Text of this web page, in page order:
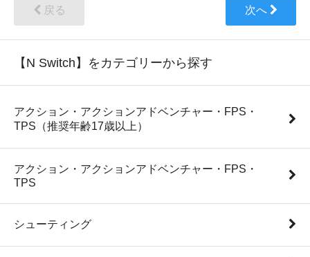
戻る 次へ
【N Switch】をカテゴリーから探す
アクション・アクションアドベンチャー・FPS・
TPS（推奨年齢17歳以上）
アクション・アクションアドベンチャー・FPS・
TPS
シューティング